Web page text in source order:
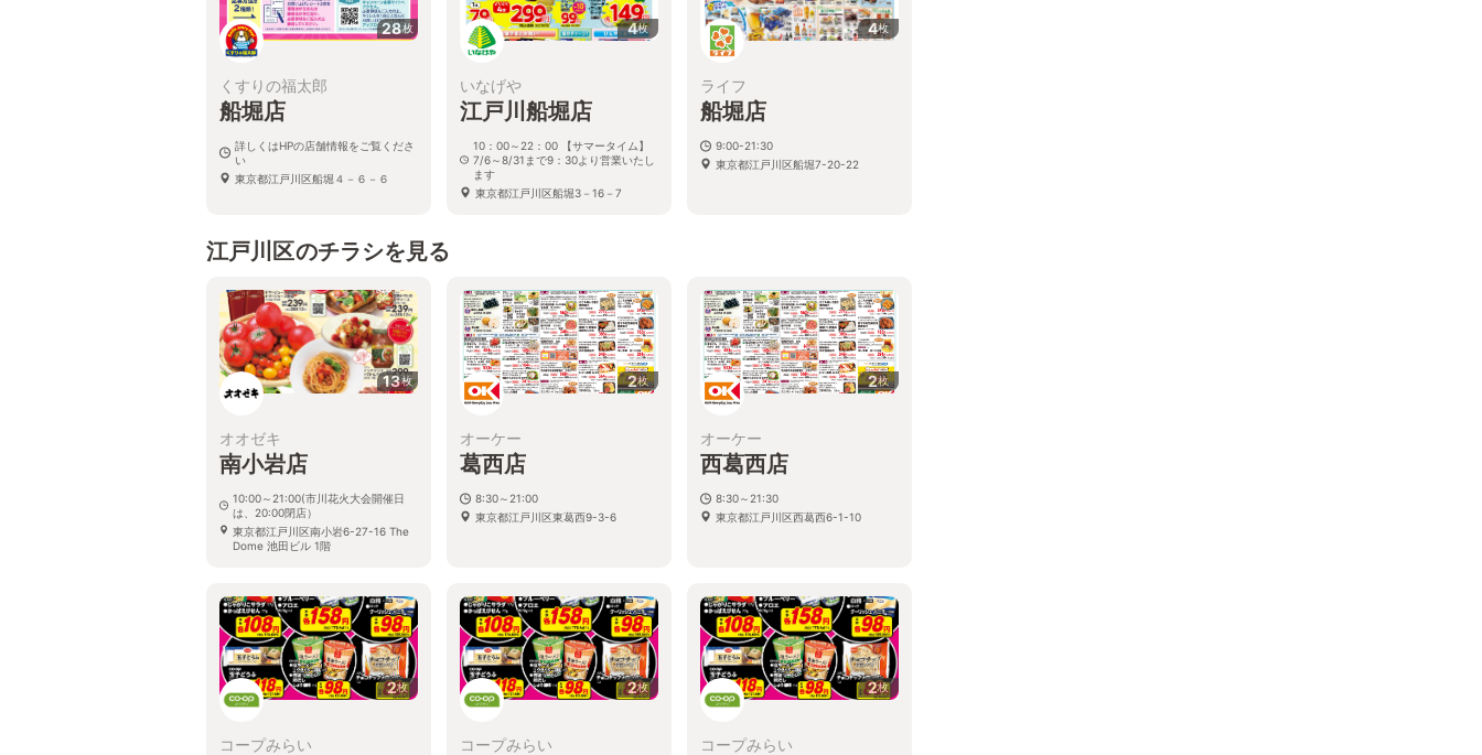
28枚
くすりの福太郎
船堀店
詳しくはHPの店舗情報をご覧くださ
い
東京都江戸川区船堀４－６－６
4枚
いなげや
江戸川船堀店
10：00～22：00 【サマータイム】
7/6～8/31まで9：30より営業いたし
ます
東京都江戸川区船堀3－16－7
4枚
ライフ
船堀店
9:00-21:30
東京都江戸川区船堀7-20-22
江戸川区のチラシを見る
13枚
オオゼキ
南小岩店
10:00～21:00(市川花火大会開催日
は、20:00閉店）
東京都江戸川区南小岩6-27-16 The
Dome 池田ビル 1階
2枚
オーケー
葛西店
8:30～21:00
東京都江戸川区東葛西9-3-6
2枚
オーケー
西葛西店
8:30～21:30
東京都江戸川区西葛西6-1-10
2枚
コープみらい
2枚
コープみらい
2枚
コープみらい